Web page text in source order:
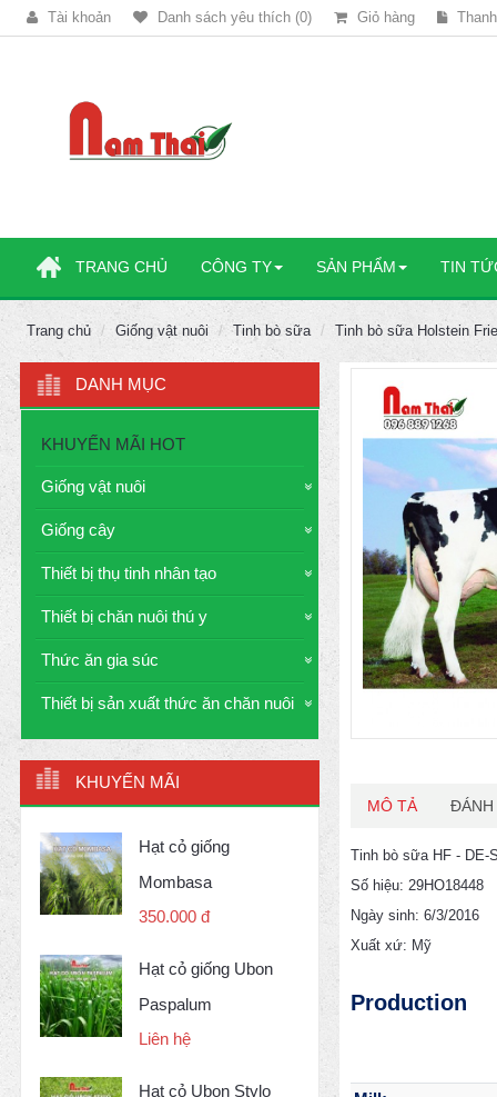
Tài khoản Danh sách yêu thích (0) Giỏ hàng
TRANG CHỦ CÔNG TY SẢN PHẨM TIN
Trang chủ Giống vật nuôi Tinh bò sữa Tinh bò sữa Holstein
DANH MỤC
KHUYẾN MÃI HOT
Giống vật nuôi
Giống cây
Thiết bị thụ tinh nhân tạo
Thiết bị chăn nuôi thú y
Thức ăn gia súc
Thiết bị sản xuất thức ăn chăn nuôi
KHUYẾN MÃI
Hạt cỏ giống
Mombasa
350.000 đ
Hạt cỏ giống Ubon
Paspalum
Liên hệ
Hạt cỏ Ubon Stylo
MÔ TẢ ĐÁNH
Tinh bò sữa HF - DE-
Số hiệu: 29HO18448
Ngày sinh: 6/3/2016
Xuất xứ: Mỹ
Production